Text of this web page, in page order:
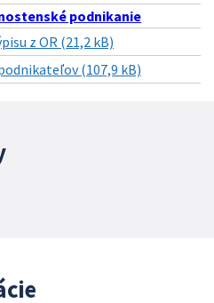
podnikanie
z OR (21,2 kB)
(107,9 kB)